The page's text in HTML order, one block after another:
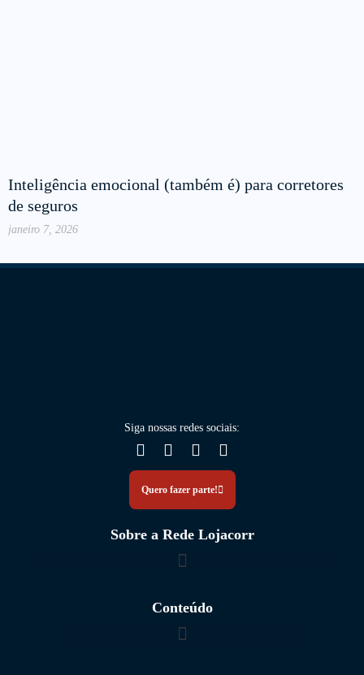
Inteligência emocional (também é) para corretores
de seguros
janeiro 7, 2026
Siga nossas redes sociais:
Quero fazer parte!
Sobre a Rede Lojacorr
Conteúdo